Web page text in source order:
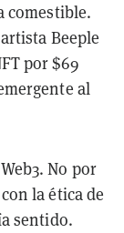
comestible.
Beeple
por $69
al
No por
la ética de
sentido.